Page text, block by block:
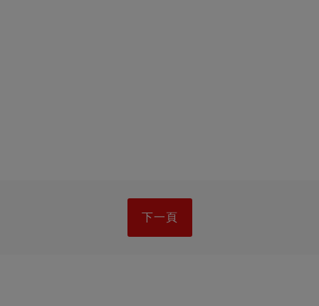
下一頁